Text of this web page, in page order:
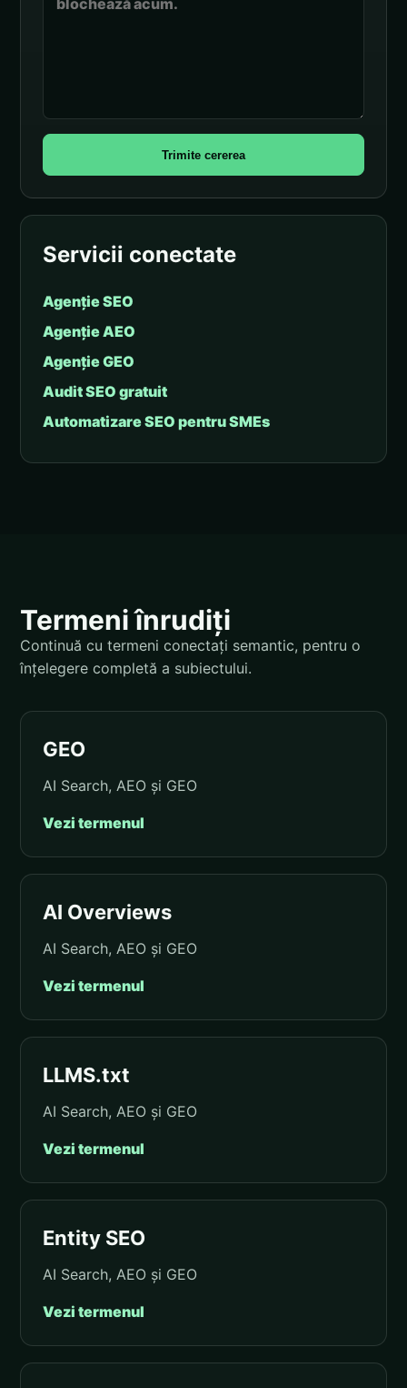
Trimite cererea
Servicii conectate
Agenție SEO
Agenție AEO
Agenție GEO
Audit SEO gratuit
Automatizare SEO pentru SMEs
Termeni înrudiți
Continuă cu termeni conectați semantic, pentru o
înțelegere completă a subiectului.
GEO
AI Search, AEO și GEO
Vezi termenul
AI Overviews
AI Search, AEO și GEO
Vezi termenul
LLMS.txt
AI Search, AEO și GEO
Vezi termenul
Entity SEO
AI Search, AEO și GEO
Vezi termenul